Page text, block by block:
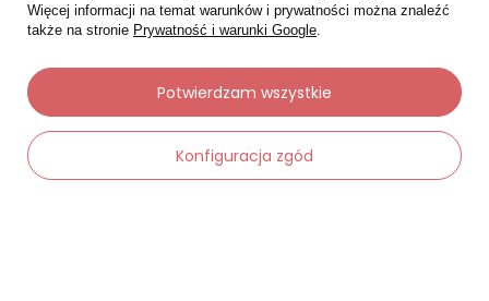
Moje zamówienia
Status zamówienia
Więcej informacji na temat warunków i prywatności można znaleźć
także na stronie Prywatność i warunki Google.
Konfiguracja zgód
Potwierdzam wszystkie